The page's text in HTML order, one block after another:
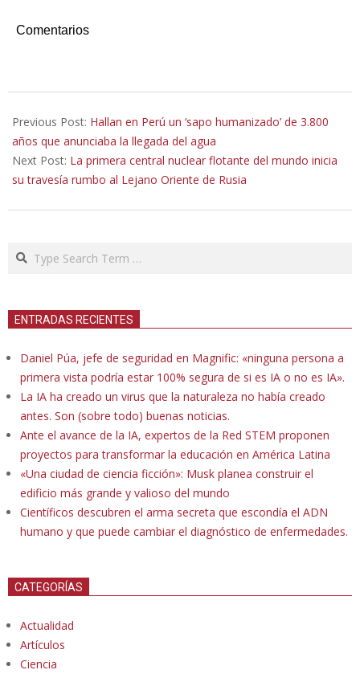
Comentarios
08-
26
Previous Post: Hallan en Perú un ‘sapo humanizado’ de 3.800
años que anunciaba la llegada del agua
Next Post: La primera central nuclear flotante del mundo inicia
su travesía rumbo al Lejano Oriente de Rusia
Search
ENTRADAS RECIENTES
Daniel Púa, jefe de seguridad en Magnific: «ninguna persona a
primera vista podría estar 100% segura de si es IA o no es IA».
La IA ha creado un virus que la naturaleza no había creado
antes. Son (sobre todo) buenas noticias.
Ante el avance de la IA, expertos de la Red STEM proponen
proyectos para transformar la educación en América Latina
«Una ciudad de ciencia ficción»: Musk planea construir el
edificio más grande y valioso del mundo
Científicos descubren el arma secreta que escondía el ADN
humano y que puede cambiar el diagnóstico de enfermedades.
CATEGORÍAS
Actualidad
Artículos
Ciencia